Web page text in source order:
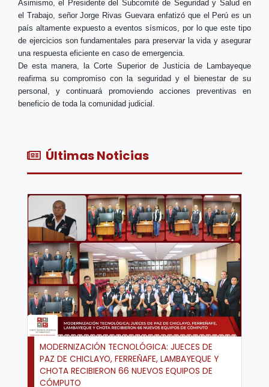
Asimismo, el Presidente del Subcomité de Seguridad y Salud en
el Trabajo, señor Jorge Rivas Guevara enfatizó que el Perú es un
país altamente expuesto a eventos sísmicos, por lo que este tipo
de ejercicios son fundamentales para preservar la vida y asegurar
una respuesta eficiente en caso de emergencia.
De esta manera, la Corte Superior de Justicia de Lambayeque
reafirma su compromiso con la seguridad y el bienestar de su
personal, y continuará promoviendo acciones preventivas en
beneficio de toda la comunidad judicial.
Últimas Noticias
MODERNIZACIÓN TECNOLÓGICA: JUECES DE
PAZ DE CHICLAYO, FERREÑAFE, LAMBAYEQUE Y
CHOTA RECIBIERON 66 NUEVOS EQUIPOS DE
CÓMPUTO